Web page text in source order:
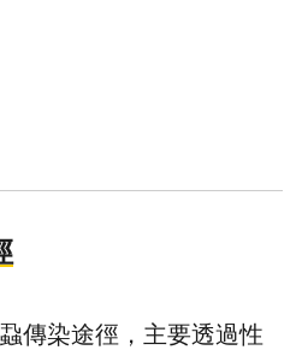
傳染途徑，主要透過性